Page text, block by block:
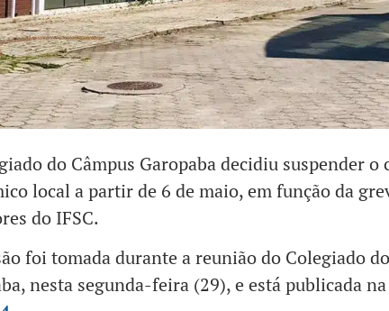
do Câmpus Garopaba decidiu suspender o
local a partir de 6 de maio, em função da
do IFSC.
foi tomada durante a reunião do Colegiado
nesta segunda-feira (29), e está publicada na